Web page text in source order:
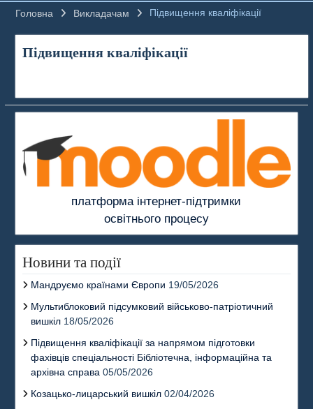
Головна Викладачам Підвищення кваліфікації
Підвищення кваліфікації
платформа інтернет-підтримки
освітнього процесу
Новини та події
Мандруємо країнами Європи 19/05/2026
Мультиблоковий підсумковий військово-патріотичний
вишкіл 18/05/2026
Підвищення кваліфікації за напрямом підготовки
фахівців спеціальності Бібліотечна, інформаційна та
архівна справа 05/05/2026
Козацько-лицарський вишкіл 02/04/2026